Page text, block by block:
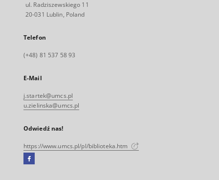
ul. Radziszewskiego 11
20-031 Lublin, Poland
Telefon
(+48) 81 537 58 93
E-Mail
j.startek@umcs.pl
u.zielinska@umcs.pl
Odwiedź nas!
https://www.umcs.pl/pl/biblioteka.htm
Facebook